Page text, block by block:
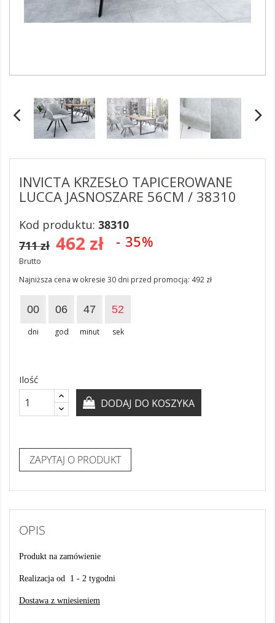
OPIS
Produkt na zamówienie
Realizacja od 1 - 2 tygodni
Dostawa z wniesieniem
INVICTA KRZESŁO TAPICEROWANE
LUCCA JASNOSZARE 56CM / 38310
Kod produktu: 38310
462 zł - 35%
711 zł
Brutto
Najniższa cena w okresie 30 dni przed promocją: 492 zł
00
dni
06
god
47
minut
52
sek
Ilość
DODAJ DO KOSZYKA
ZAPYTAJ O PRODUKT